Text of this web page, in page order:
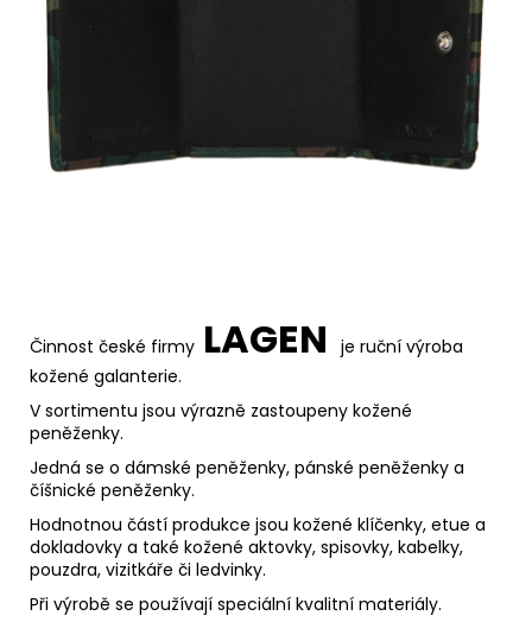
Činnost české firmy LAGEN je ruční výroba
kožené galanterie.
V sortimentu jsou výrazně zastoupeny kožené
peněženky.
Jedná se o dámské peněženky, pánské peněženky a
číšnické peněženky.
Hodnotnou částí produkce jsou kožené klíčenky, etue a
dokladovky a také kožené aktovky, spisovky, kabelky,
pouzdra, vizitkáře či ledvinky.
Při výrobě se používají speciální kvalitní materiály.